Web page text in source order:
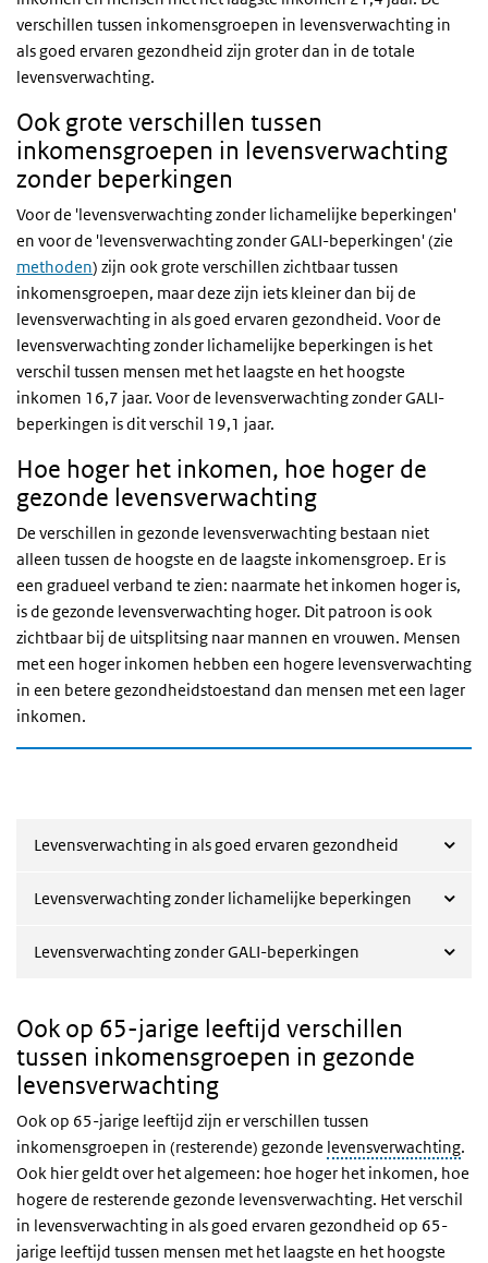
verschillen tussen inkomensgroepen in levensverwachting in
als goed ervaren gezondheid zijn groter dan in de totale
levensverwachting.
Ook grote verschillen tussen
inkomensgroepen in levensverwachting
zonder beperkingen
Voor de 'levensverwachting zonder lichamelijke beperkingen'
en voor de 'levensverwachting zonder GALI-beperkingen' (zie
methoden) zijn ook grote verschillen zichtbaar tussen
inkomensgroepen, maar deze zijn iets kleiner dan bij de
levensverwachting in als goed ervaren gezondheid. Voor de
levensverwachting zonder lichamelijke beperkingen is het
verschil tussen mensen met het laagste en het hoogste
inkomen 16,7 jaar. Voor de levensverwachting zonder GALI-
beperkingen is dit verschil 19,1 jaar.
Hoe hoger het inkomen, hoe hoger de
gezonde levensverwachting
De verschillen in gezonde levensverwachting bestaan niet
alleen tussen de hoogste en de laagste inkomensgroep. Er is
een gradueel verband te zien: naarmate het inkomen hoger is,
is de gezonde levensverwachting hoger. Dit patroon is ook
zichtbaar bij de uitsplitsing naar mannen en vrouwen. Mensen
met een hoger inkomen hebben een hogere levensverwachting
in een betere gezondheidstoestand dan mensen met een lager
inkomen.
Levensverwachting in als goed ervaren gezondheid
Levensverwachting zonder lichamelijke beperkingen
Levensverwachting zonder GALI-beperkingen
Ook op 65-jarige leeftijd verschillen
tussen inkomensgroepen in gezonde
levensverwachting
Ook op 65-jarige leeftijd zijn er verschillen tussen
inkomensgroepen in (resterende) gezonde levensverwachting.
Ook hier geldt over het algemeen: hoe hoger het inkomen, hoe
hogere de resterende gezonde levensverwachting. Het verschil
in levensverwachting in als goed ervaren gezondheid op 65-
jarige leeftijd tussen mensen met het laagste en het hoogste